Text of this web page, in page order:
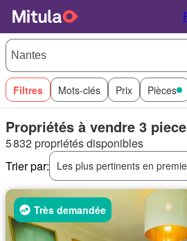
Filtres Mots-clés Prix Pièces
Propriétés à vendre 3
5 832 propriétés disponibles
Trier par:
Les plus pertinents en
Très demandée